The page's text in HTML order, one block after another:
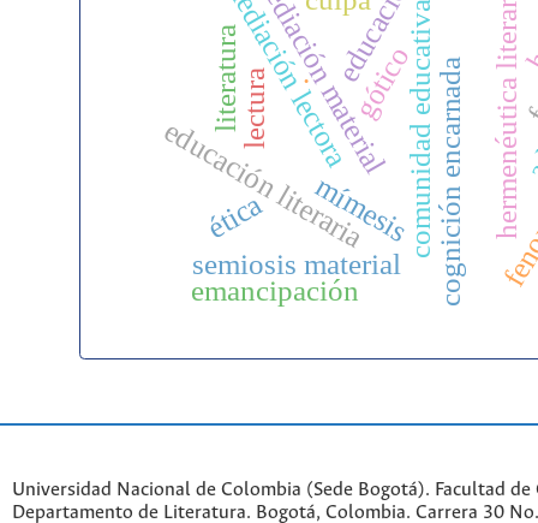
cognición encarnadahermenéutica literaria
mediación material
mímesis
semiosis material
. comunidad educativa
educación literaria
mediación lectoraeducación
emancipación
literatura
ética
lectura gótico
Universidad Nacional de Colombia (Sede Bogotá). Facultad de
Departamento de Literatura. Bogotá, Colombia. Carrera 30